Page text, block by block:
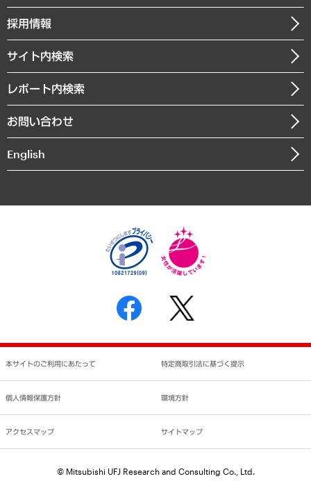
GRC（ガバナンス・リスク・コンプライアンス）・防災（政策）
経済・産業・雇用・労働
まちづくり・観光・交通・スポーツ・スマートシティ
自然資源・農林水産業・食料システム
経営用語集
受託・受注実績（官公庁関連）
メディア掲載・出演
社長メッセージ
会社概要
沿革
組織図・本部部室紹介
インドネシア現地法人
個人情報保護方針
反社会的勢力に対する基本方針
書面による個人情報の開示等の請求の手続きについて
ニュースリリース
お知らせ
採用情報
サイト内検索
レポート内検索
お問い合わせ
English
本サイトのご利用にあたって 特定商取引法に基づく提示
個人情報保護方針 環境方針
アクセスマップ サイトマップ
© Mitsubishi UFJ Research and Consulting Co., Ltd.